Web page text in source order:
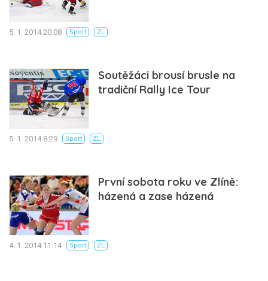
5. 1. 2014 20:08 Sport ZL
Soutěžáci brousí brusle na
tradiční Rally Ice Tour
5. 1. 2014 8:29 Sport ZL
První sobota roku ve Zlíně:
házená a zase házená
4. 1. 2014 11:14 Sport ZL